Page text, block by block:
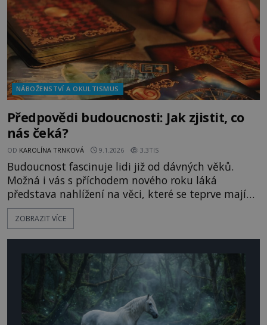
NÁBOŽENSTVÍ A OKULTISMUS
Předpovědi budoucnosti: Jak zjistit, co
nás čeká?
OD KAROLÍNA TRNKOVÁ 9.1.2026 3.3TIS
Budoucnost fascinuje lidi již od dávných věků.
Možná i vás s příchodem nového roku láká
představa nahlížení na věci, které se teprve mají
stát. Jaké jsou nejznámější metody předpovídání
budoucnosti? I v moderním světě je jedním z
chiromancie a jeho základy jsou
ZOBRAZIT VÍCE